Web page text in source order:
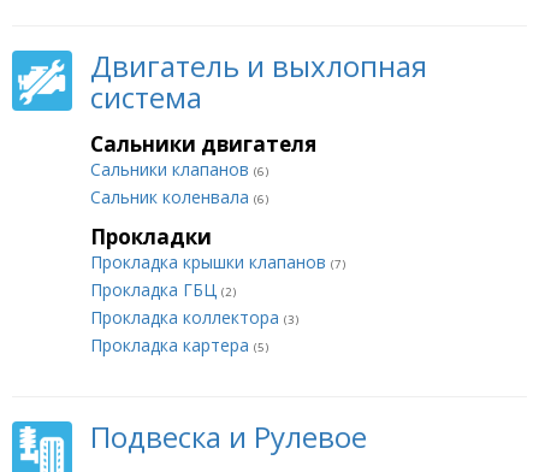
Двигатель и выхлопная
система
Сальники двигателя
Сальники клапанов (6)
Сальник коленвала (6)
Прокладки
Прокладка крышки клапанов (7)
Прокладка ГБЦ (2)
Прокладка коллектора (3)
Прокладка картера (5)
Подвеска и Рулевое